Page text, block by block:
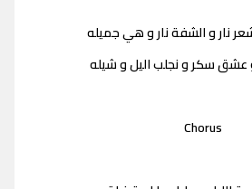
نار و الشفة نار و هي جميله
و عشق سكر و نجلب اليل و شيله
Chorus